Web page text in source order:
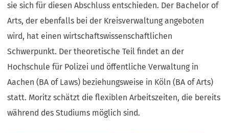
sie sich für diesen Abschluss entschieden. Der Bachelor of
Arts, der ebenfalls bei der Kreisverwaltung angeboten
wird, hat einen wirtschaftswissenschaftlichen
Schwerpunkt. Der theoretische Teil findet an der
Hochschule für Polizei und öffentliche Verwaltung in
Aachen (BA of Laws) beziehungsweise in Köln (BA of Arts)
statt. Moritz schätzt die flexiblen Arbeitszeiten, die bereits
während des Studiums möglich sind.